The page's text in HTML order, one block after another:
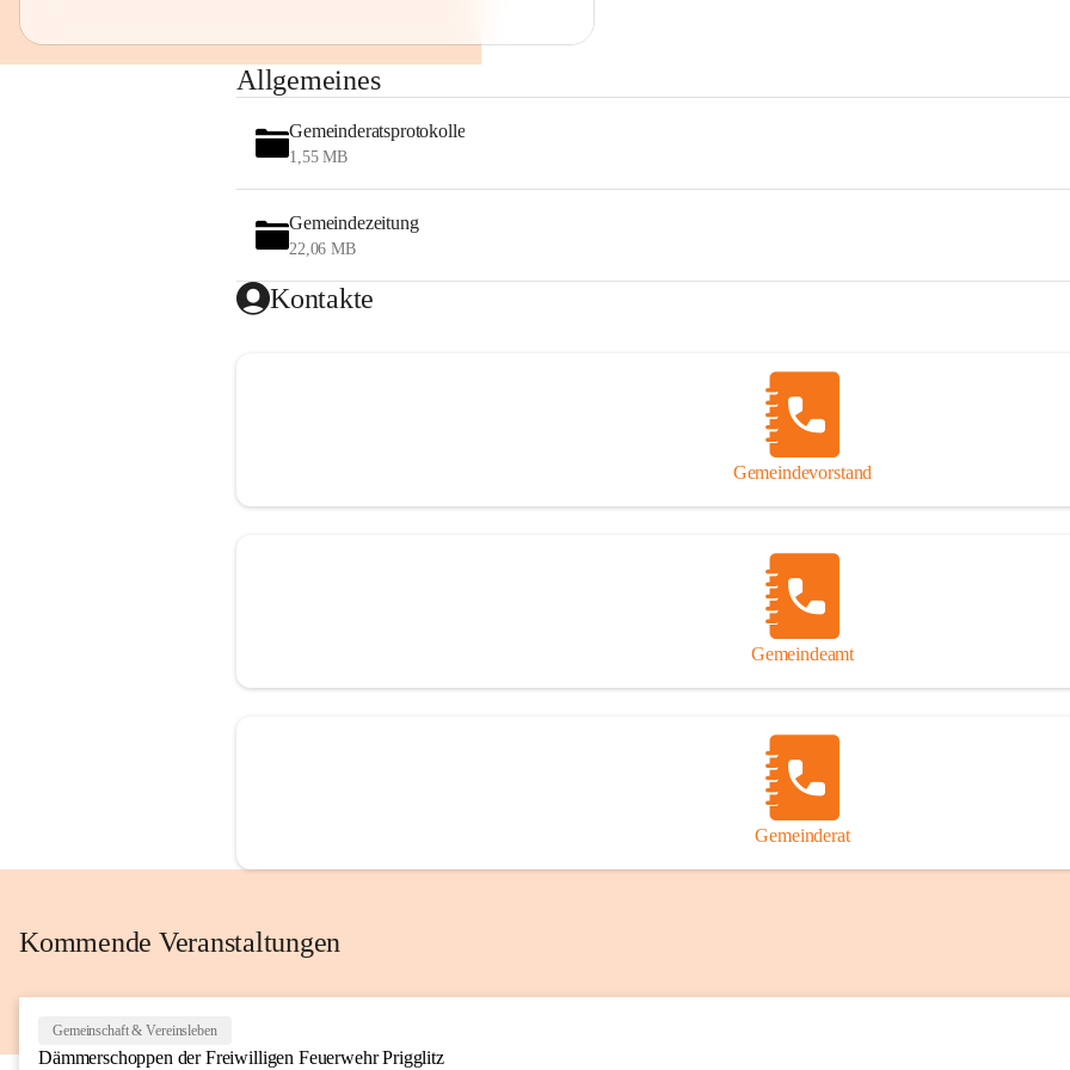
Allgemeines
Gemeinderatsprotokolle
1,55 MB
Gemeindezeitung
22,06 MB
Kontakte
Gemeindevorstand
Gemeindeamt
Gemeinderat
Kommende Veranstaltungen
Gemeinschaft & Vereinsleben
Dämmerschoppen der Freiwilligen Feuerwehr Prigglitz